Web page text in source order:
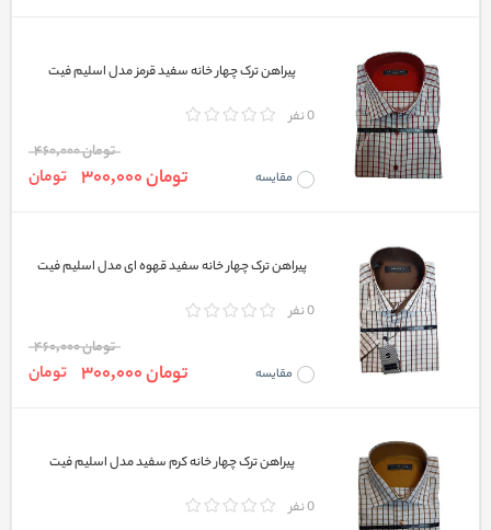
پیراهن ترک چهار خانه سفید قرمز مدل اسلیم فیت
0 نفر
مقایسه
تومان 460,000
تومان 300,000 تومان
پیراهن ترک چهار خانه سفید قهوه ای مدل اسلیم فیت
0 نفر
مقایسه
تومان 460,000
تومان 300,000 تومان
پیراهن ترک چهار خانه کرم سفید مدل اسلیم فیت
0 نفر